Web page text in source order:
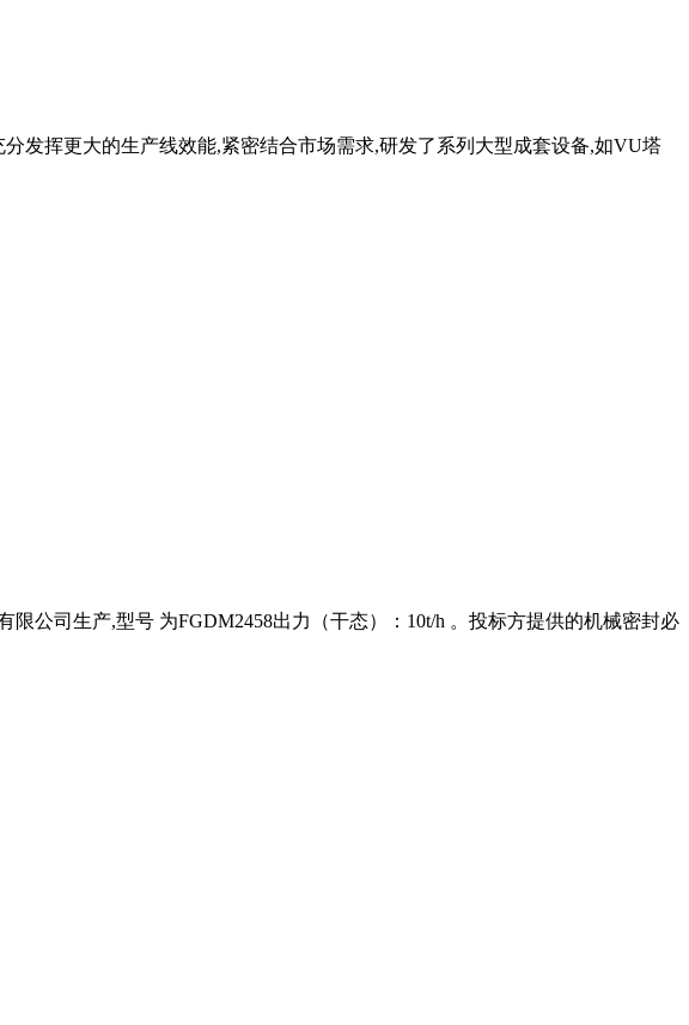
发挥更大的生产线效能,紧密结合市场需求,研发了系列大型成套设备,如VU塔
公司生产,型号 为FGDM2458出力（干态）：10t/h 。投标方提供的机械密封必